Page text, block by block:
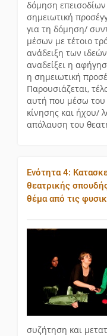
δόμηση
σημειωτική
για τη δόμηση/
μέσων με τέτοιο
ανάδειξη των
αναδείξει η
η σημειωτική
Παρουσιάζεται,
αυτή που μέσω του
κίνησης και ήχου/
απόλαυση του
Ενότητα 4:
θεατρικής
θέμα από τις
συζήτηση και